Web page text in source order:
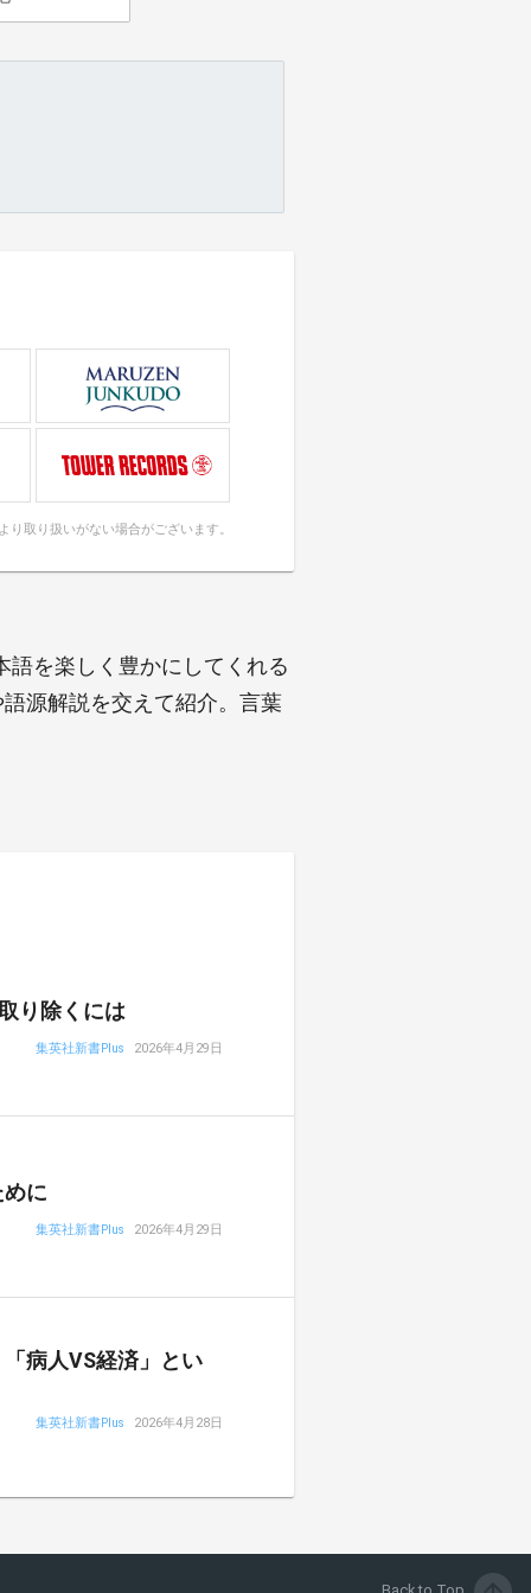
り取り扱いがない場合がございます。
を楽しく豊かにしてくれる
源解説を交えて紹介。言葉
り除くには
集英社新書Plus 2026年4月29日
に
集英社新書Plus 2026年4月29日
病人VS経済」とい
集英社新書Plus 2026年4月28日